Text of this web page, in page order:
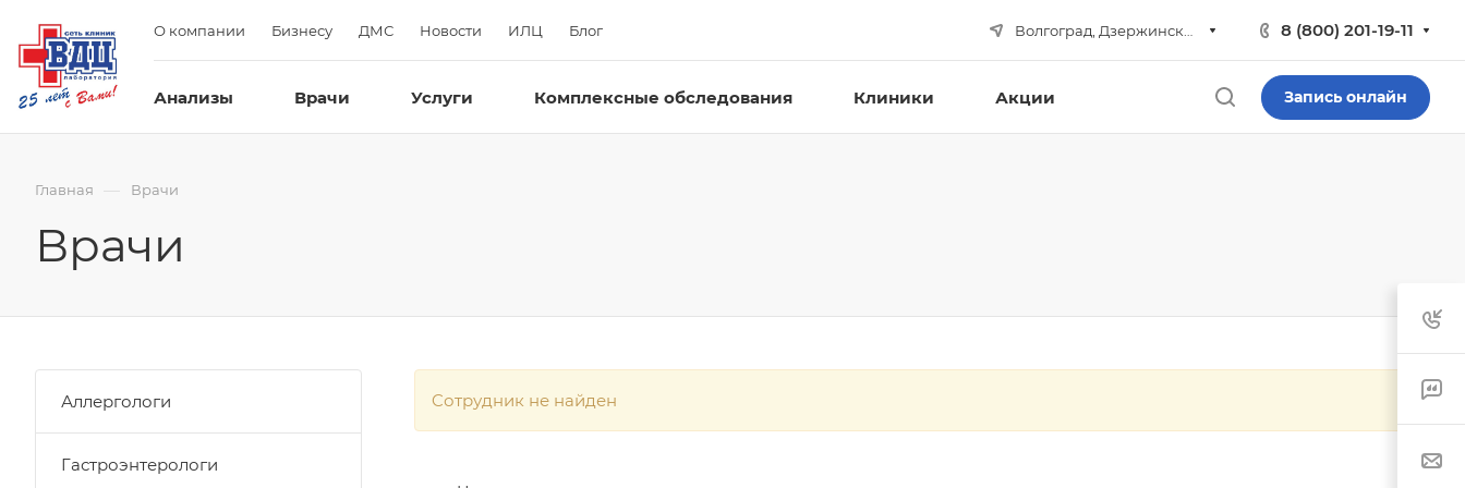
О компании Бизнесу ДМС Новости ИЛЦ Блог 8 (800) 201-19-11
Анализы Врачи Услуги Комплексные обследования Клиники Акции Запись онлайн
Главная — Врачи
Врачи
Cотрудник не найден
Аллергологи
Гастроэнтерологи